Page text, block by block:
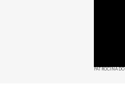
PATROCINADO